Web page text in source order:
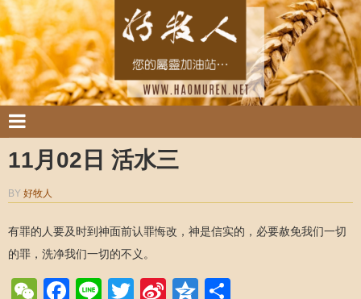
11月02日 活水三
BY 好牧人
有罪的人要及时到神面前认罪悔改，神是信实的，必要赦免我们一切
的罪，洗净我们一切的不义。
WeChat
Facebook
LineTwitter
SinaQzone